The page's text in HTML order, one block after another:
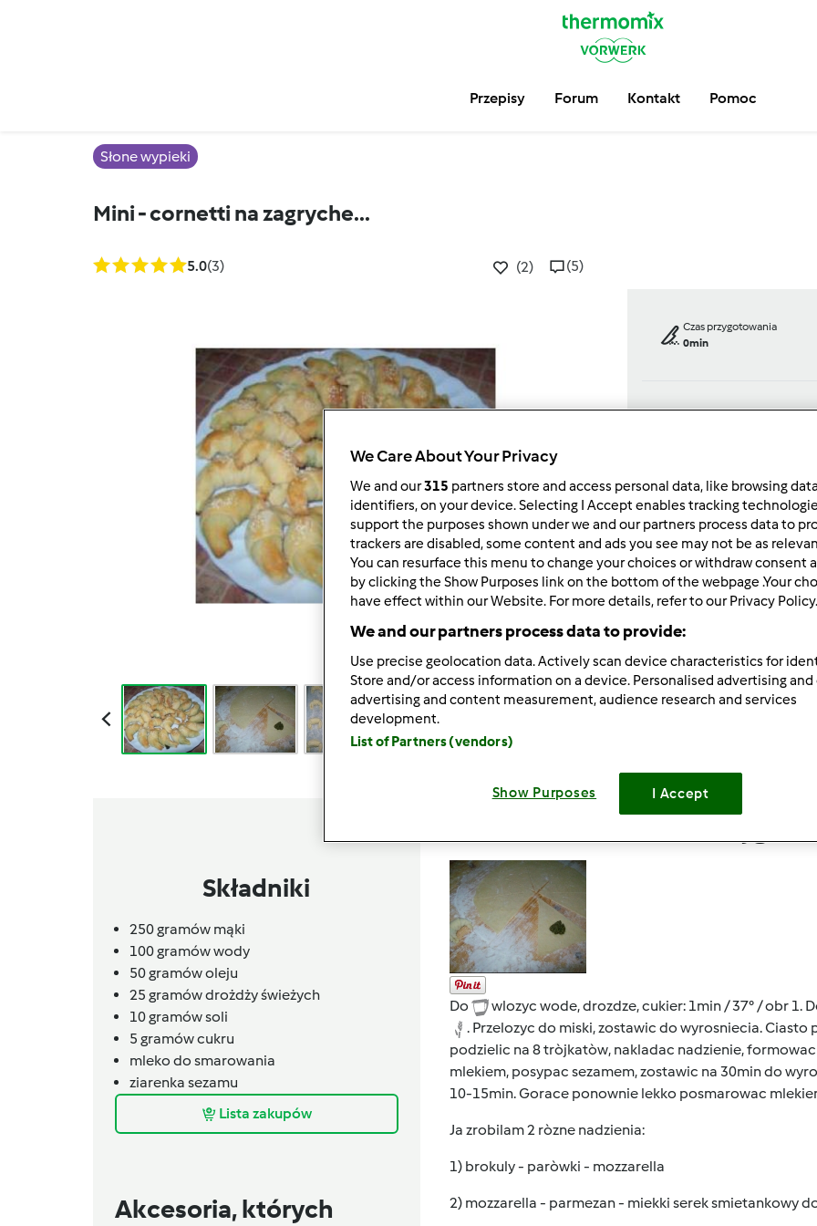
Przepisy Forum Kontakt Pomoc
Słone wypieki
Mini - cornetti na zagryche...
5.0(3) (2) (5)
Czas przygotowania
0min
porcja/porcje/porcji
32
kawałek/kawałki/
--
Składniki
250gramów mąki
100gramówwody
50gramówoleju
25 gramówdrożdży świeżych
10gramówsoli
5 gramówcukru
mleko do smarowania
ziarenka sezamu
Lista zakupów
Akcesoria, których
Do
wlozyc wode, drozdze, cukier: 1min / 37° / obr 1.
. Przelozyc do miski, zostawic do wyrosniecia.
podzielic na 8 tròjkatòw, nakladac nadzienie,
mlekiem, posypac sezamem, zostawic na 30min do
10-15min. Gorace ponownie lekko posmarowac
Ja zrobilam 2 ròzne nadzienia:
1) brokuly - paròwki - mozzarella
2) mozzarella - parmezan - miekki serek smietankowy
We Care About Your Privacy
We and our315 partners store and access personal data, like browsing
identifiers, on your device. Selecting I Accept enables tracking
support the purposes shown under we and our partners process data to
trackers are disabled, some content and ads you see may not be as
You can resurface this menu to change your choices or withdraw consent
by clicking the Show Purposes link on the bottom of the webpage .Your
have effect within our Website. For more details, refer to our Privacy Policy.
We and our partners process data to provide:
Use precise geolocation data. Actively scan device characteristics for
Store and/or access information on a device. Personalised advertising
advertising and content measurement, audience research and services
development.
List of Partners (vendors)
Show Purposes I Accept